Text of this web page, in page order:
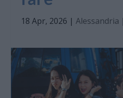
18 Apr, 2026 |Alessandria